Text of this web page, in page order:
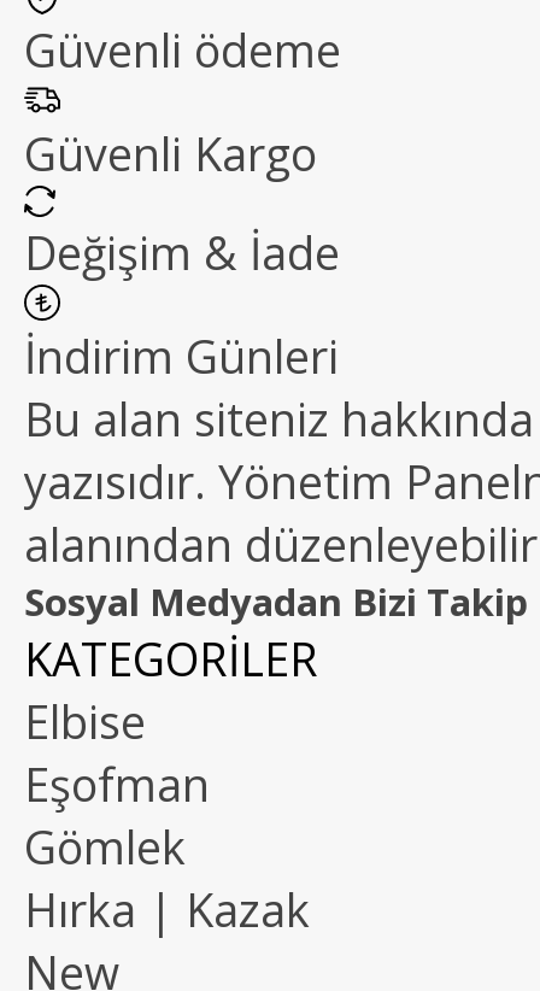
Güvenli ödeme
Güvenli Kargo
Değişim & İade
İndirim Günleri
Bu alan siteniz
yazısıdır. Yönetim
alanından
Sosyal Medyadan Bizi Takip
KATEGORİLER
Elbise
Eşofman
Gömlek
Hırka | Kazak
New